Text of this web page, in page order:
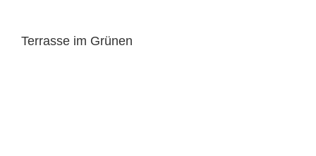
Terrasse im Grünen